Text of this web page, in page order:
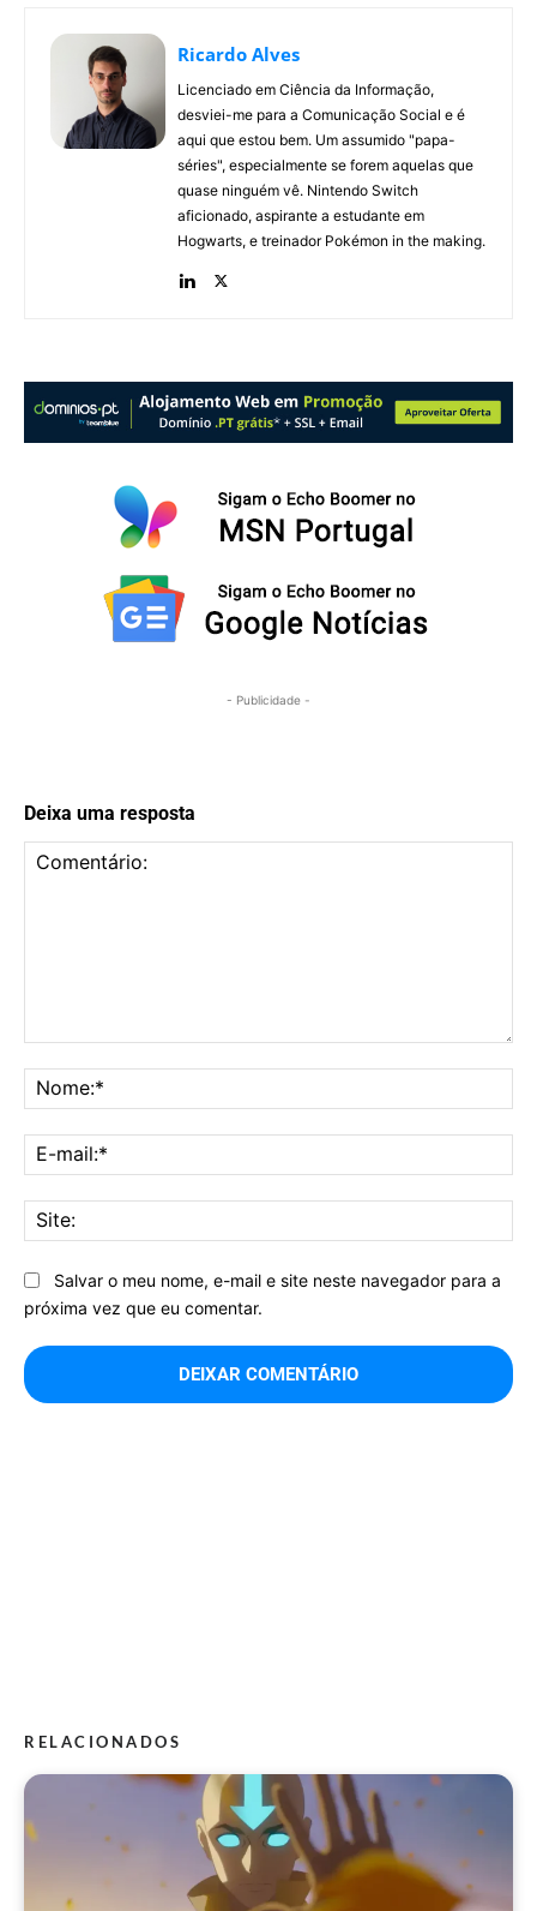
Ricardo Alves
Licenciado em Ciência da Informação,
desviei-me para a Comunicação Social e é
aqui que estou bem. Um assumido "papa-
séries", especialmente se forem aquelas que
quase ninguém vê. Nintendo Switch
aficionado, aspirante a estudante em
Hogwarts, e treinador Pokémon in the making.
- Publicidade -
Deixa uma resposta
Salvar o meu nome, e-mail e site neste navegador para a
próxima vez que eu comentar.
RELACIONADOS